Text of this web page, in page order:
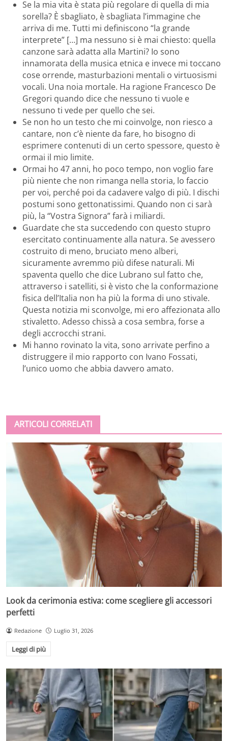
Se la mia vita è stata più regolare di quella di mia
sorella? È sbagliato, è sbagliata l’immagine che
arriva di me. Tutti mi definiscono “la grande
interprete” […] ma nessuno si è mai chiesto: quella
canzone sarà adatta alla Martini? Io sono
innamorata della musica etnica e invece mi toccano
cose orrende, masturbazioni mentali o virtuosismi
vocali. Una noia mortale. Ha ragione Francesco De
Gregori quando dice che nessuno ti vuole e
nessuno ti vede per quello che sei.
Se non ho un testo che mi coinvolge, non riesco a
cantare, non c’è niente da fare, ho bisogno di
esprimere contenuti di un certo spessore, questo è
ormai il mio limite.
Ormai ho 47 anni, ho poco tempo, non voglio fare
più niente che non rimanga nella storia, lo faccio
per voi, perché poi da cadavere valgo di più. I dischi
postumi sono gettonatissimi. Quando non ci sarà
più, la “Vostra Signora” farà i miliardi.
Guardate che sta succedendo con questo stupro
esercitato continuamente alla natura. Se avessero
costruito di meno, bruciato meno alberi,
sicuramente avremmo più difese naturali. Mi
spaventa quello che dice Lubrano sul fatto che,
attraverso i satelliti, si è visto che la conformazione
fisica dell’Italia non ha più la forma di uno stivale.
Questa notizia mi sconvolge, mi ero affezionata allo
stivaletto. Adesso chissà a cosa sembra, forse a
degli accrocchi strani.
Mi hanno rovinato la vita, sono arrivate perfino a
distruggere il mio rapporto con Ivano Fossati,
l’unico uomo che abbia davvero amato.
ARTICOLI CORRELATI
Look da cerimonia estiva: come scegliere gli accessori
perfetti
Redazione Luglio 31, 2026
Leggi di più